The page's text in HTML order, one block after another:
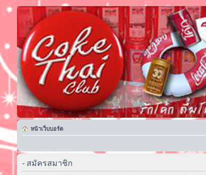
หน้าเว็บบอร์ด
- สมัครสมาชิก